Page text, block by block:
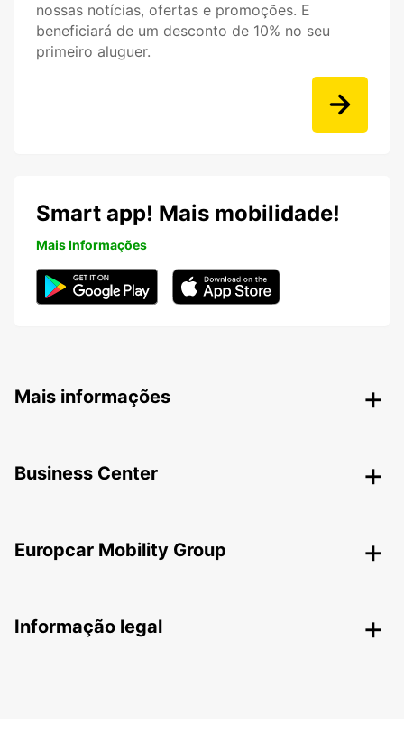
nossas notícias, ofertas e promoções. E
beneficiará de um desconto de 10% no seu
primeiro aluguer.
Smart app! Mais mobilidade!
Mais Informações
Mais informações
Business Center
Europcar Mobility Group
Informação legal